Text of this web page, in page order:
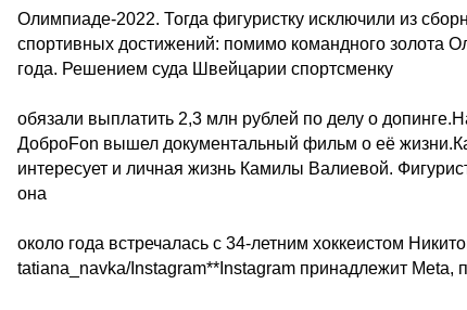
Олимпиаде-2022. Тогда фигуристку исключили из
спортивных достижений: помимо командного золота
года. Решением суда Швейцарии спортсменку
обязали выплатить 2,3 млн рублей по делу о
ДоброFon вышел документальный фильм о её
интересует и личная жизнь Камилы Валиевой.
она
около года встречалась с 34-летним хоккеистом
tatiana_navka/Instagram**Instagram принадлежит Meta,